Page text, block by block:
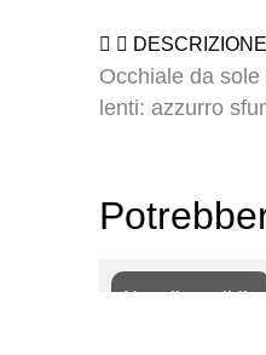
DESCRIZIONE
Occhiale da
lenti: azzurro
Non disponibile